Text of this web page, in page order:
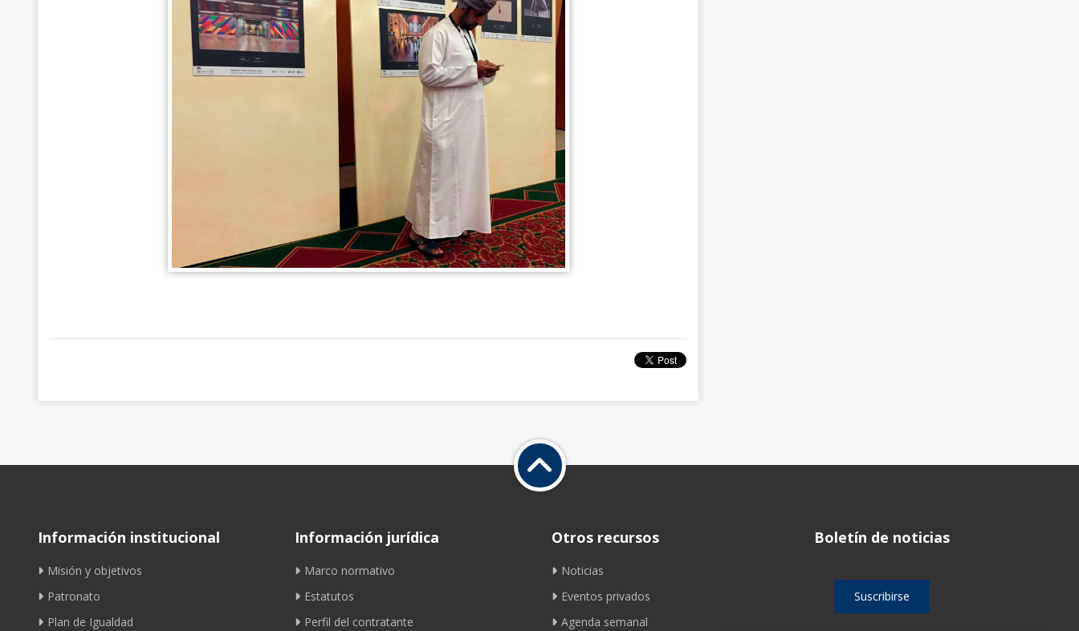
Información institucional
Misión y objetivos
Patronato
Plan de Igualdad
Información jurídica
Marco normativo
Estatutos
Perfil del contratante
Otros recursos
Noticias
Eventos privados
Agenda semanal
Boletín de noticias
Suscribirse